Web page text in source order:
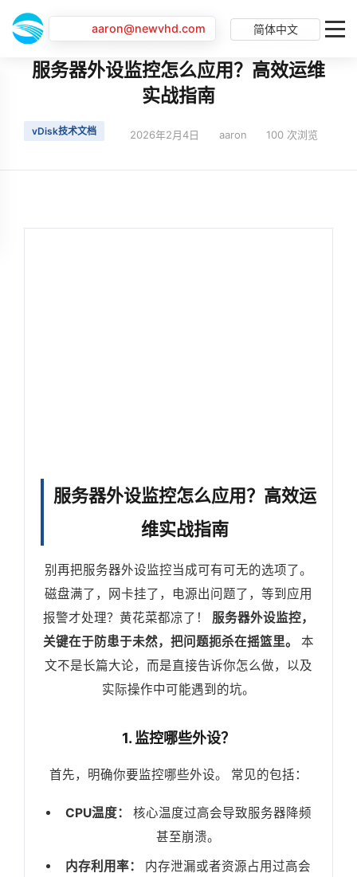
aaron@newvhd.com 简体中文
首页 最新动态 服务器外设监控怎么应用？高效运维实战指南
服务器外设监控怎么应用？高效运维
实战指南
vDisk技术文档 2026年2月4日 aaron 100 次浏览
服务器外设监控怎么应用？高效运
维实战指南
别再把服务器外设监控当成可有可无的选项了。
磁盘满了，网卡挂了，电源出问题了，等到应用
报警才处理？黄花菜都凉了！ 服务器外设监控，
关键在于防患于未然，把问题扼杀在摇篮里。
本
文不是长篇大论，而是直接告诉你怎么做，以及
实际操作中可能遇到的坑。
1. 监控哪些外设？
首先，明确你要监控哪些外设。 常见的包括：
CPU温度：
核心温度过高会导致服务器降频
甚至崩溃。
内存利用率：
内存泄漏或者资源占用过高会